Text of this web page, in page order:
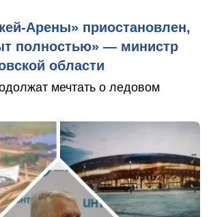
Арены» приостановлен,
полностью» — министр
области
мечтать о ледовом